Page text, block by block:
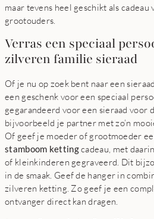
maar tevens heel geschikt als
grootouders.
Verras een speciaal
zilveren familie sieraad
Of je nu op zoek bent naar een
een geschenk voor een speciaal
gegarandeerd voor een sieraad voor
bijvoorbeeld je partner met zo’n
Of geef je moeder of grootmoeder
stamboom kettingcadeau, met
of kleinkinderen gegraveerd. Dit
in de smaak. Geef de hanger in
zilveren ketting. Zo geef je een
ontvanger direct kan dragen.